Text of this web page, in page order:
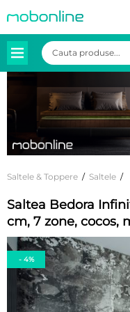
Products
search
Saltele & Toppere / Saltele /
Saltea Bedora
cm, 7 zone, cocos,
- 4%